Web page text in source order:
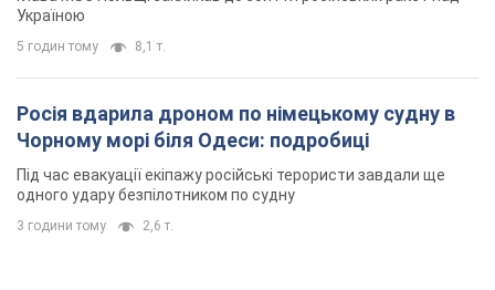
Україною
5 годин тому 8,1 т.
Росія вдарила дроном по німецькому судну в
Чорному морі біля Одеси: подробиці
Під час евакуації екіпажу російські терористи завдали ще
одного удару безпілотником по судну
3 години тому 2,6 т.